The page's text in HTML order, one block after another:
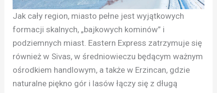
Jak cały region, miasto pełne jest wyjątkowych
formacji skalnych, „bajkowych kominów” i
podziemnych miast. Eastern Express zatrzymuje się
również w Sivas, w średniowieczu będącym ważnym
ośrodkiem handlowym, a także w Erzincan, gdzie
naturalne piękno gór i lasów łączy się z długą